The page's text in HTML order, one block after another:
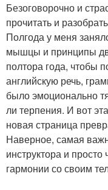
Безоговорочно и
прочитать и
Полгода у меня
мышцы и принципы
полтора года, чтобы
английскую речь,
было эмоционально
ли терпения. И вот
новая страница
Наверное, самая
инструктора и
гармонии со своим